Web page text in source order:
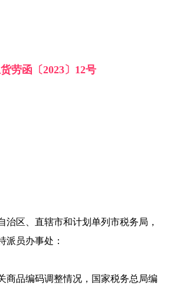
劳函〔2023〕12号
治区、直辖市和计划单列市税务局，
派员办事处：
商品编码调整情况，国家税务总局编